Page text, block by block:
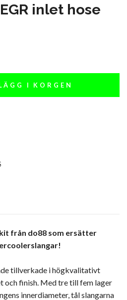
inlet hose
I KORGEN
från do88 som ersätter
tillverkade i högkvalitativt
och finish. Med tre till fem lager
innerdiameter, tål slangarna